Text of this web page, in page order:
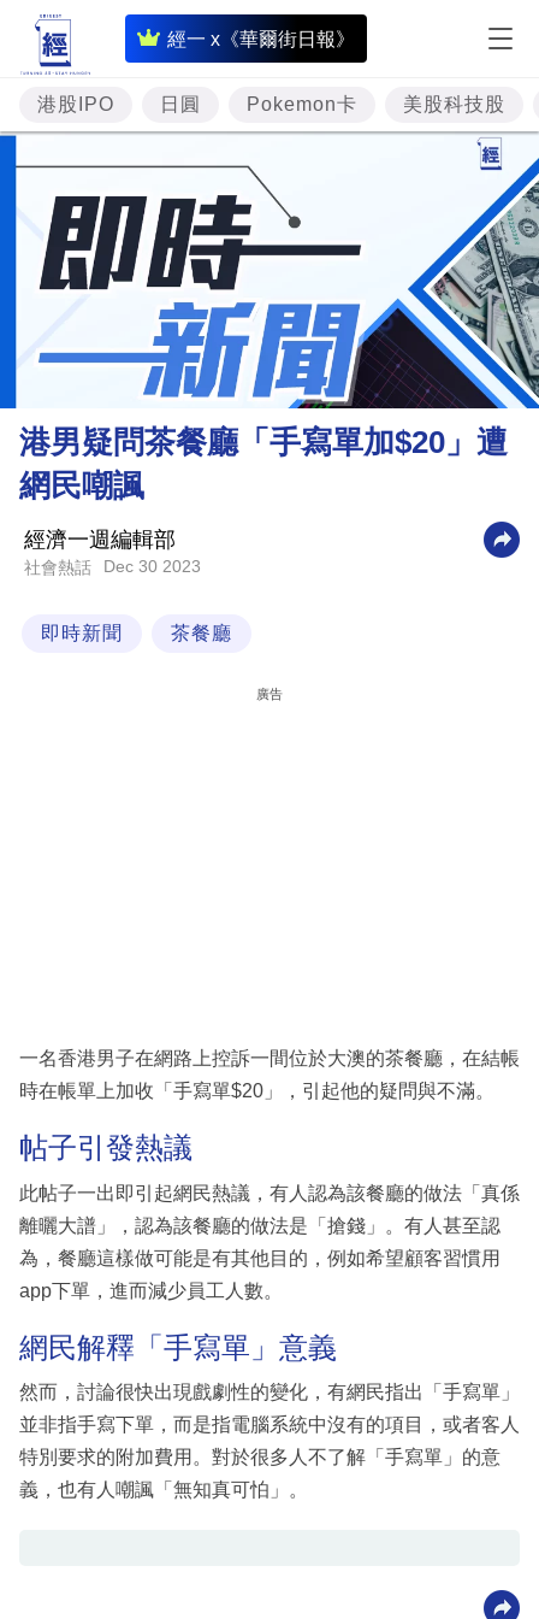
經一 x《華爾街日報》
即
時
財
經
專
題
投
資
樓
市
財
業
科
區
港股IPO 日圓 Pokemon卡 美股科技股
港男疑問茶餐廳「手寫單加$20」遭
網民嘲諷
經濟一週編輯部
社會熱話 Dec 30 2023
即時新聞 茶餐廳
廣告
一名香港男子在網路上控訴一間位於大澳的茶餐廳，在結帳
時在帳單上加收「手寫單$20」，引起他的疑問與不滿。
帖子引發熱議
此帖子一出即引起網民熱議，有人認為該餐廳的做法「真係
離曬大譜」，認為該餐廳的做法是「搶錢」。有人甚至認
為，餐廳這樣做可能是有其他目的，例如希望顧客習慣用
app下單，進而減少員工人數。
網民解釋「手寫單」意義
然而，討論很快出現戲劇性的變化，有網民指出「手寫單」
並非指手寫下單，而是指電腦系統中沒有的項目，或者客人
特別要求的附加費用。對於很多人不了解「手寫單」的意
義，也有人嘲諷「無知真可怕」。